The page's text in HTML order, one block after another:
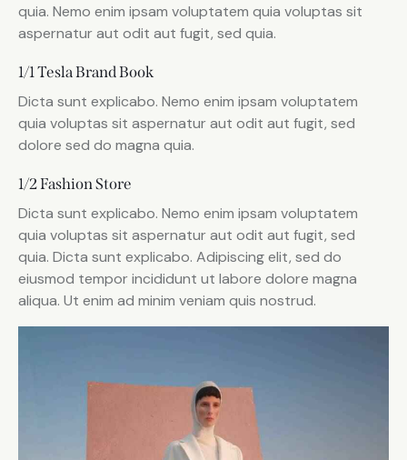
quia. Nemo enim ipsam voluptatem quia voluptas sit
aspernatur aut odit aut fugit, sed quia.
1/1 Tesla Brand Book
Dicta sunt explicabo. Nemo enim ipsam voluptatem
quia voluptas sit aspernatur aut odit aut fugit, sed
dolore sed do magna quia.
1/2 Fashion Store
Dicta sunt explicabo. Nemo enim ipsam voluptatem
quia voluptas sit aspernatur aut odit aut fugit, sed
quia. Dicta sunt explicabo. Adipiscing elit, sed do
eiusmod tempor incididunt ut labore dolore magna
aliqua. Ut enim ad minim veniam quis nostrud.